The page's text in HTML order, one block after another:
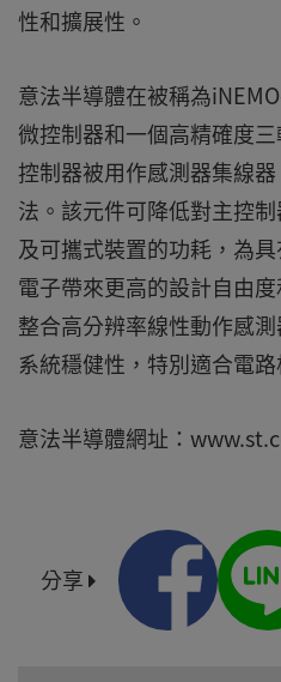
性和擴展性。
意法半導體在被稱為
微控制器和一個高精確度
控制器被用作感測器集線
法。該元件可降低對主控
及可攜式裝置的功耗，為
電子帶來更高的設計自由
整合高分辨率線性動作感
系統穩健性，特別適合電
意法半導體網址：
分享